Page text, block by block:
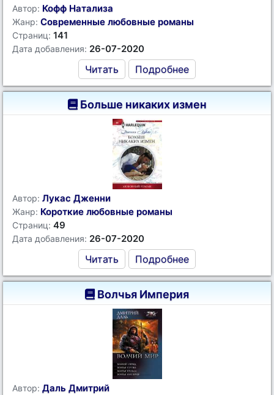
Автор: Кофф Натализа
Жанр: Современные любовные романы
Страниц: 141
Дата добавления: 26-07-2020
Читать Подробнее
Больше никаких измен
Автор: Лукас Дженни
Жанр: Короткие любовные романы
Страниц: 49
Дата добавления: 26-07-2020
Читать Подробнее
Волчья Империя
Автор: Даль Дмитрий